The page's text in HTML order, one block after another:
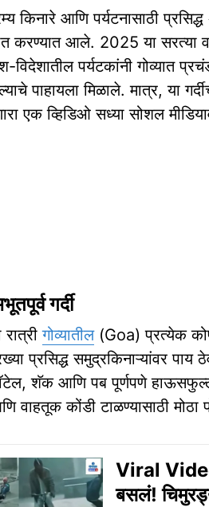
किनारे आणि पर्यटनासाठी
करण्यात आले. 2025 या सरत्या
विदेशातील पर्यटकांनी गोव्यात
पाहायला मिळाले. मात्र, या
एक व्हिडिओ सध्या सोशल
गर्दी
रात्रीगोव्यातील(Goa) प्रत्येक
प्रसिद्ध समुद्रकिनाऱ्यांवर
शॅक आणि पब पूर्णपणे
वाहतूक कोंडी टाळण्यासाठी
Viral
बसलं!